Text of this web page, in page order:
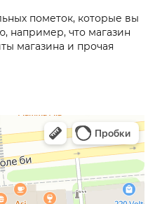
пометок, которые вы
например, что магазин
магазина и прочая